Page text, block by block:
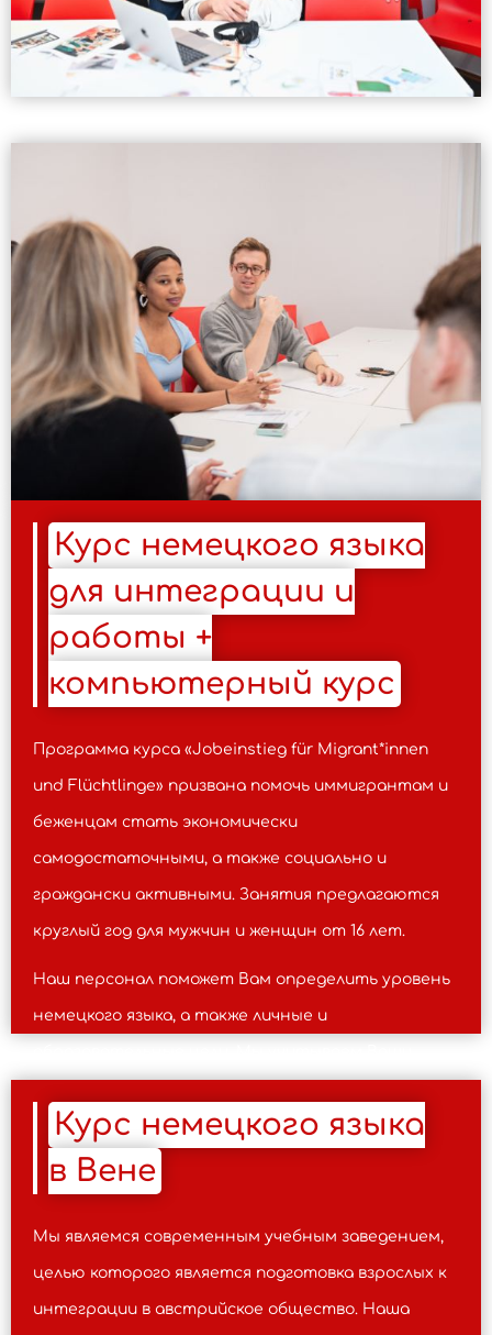
Курс немецкого языка
для интеграции и
работы +
компьютерный курс
Программа курса «Jobeinstieg für Migrant*innen
und Flüchtlinge» призвана помочь иммигрантам и
беженцам стать экономически
самодостаточными, а также социально и
граждански активными. Занятия предлагаются
круглый год для мужчин и женщин от 16 лет.
Наш персонал поможет Вам определить уровень
немецкого языка, а также личные и
предыдущее образование, чтоб помочь Вам
быстро достичь успеха и найти работу в
Австрии.
Курс немецкого языка
в Вене
Мы являемся современным учебным заведением,
целью которого является подготовка взрослых к
интеграции в австрийское общество. Наша